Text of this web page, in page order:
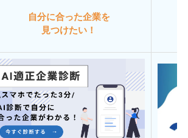
自分に合った企業を
見つけたい！